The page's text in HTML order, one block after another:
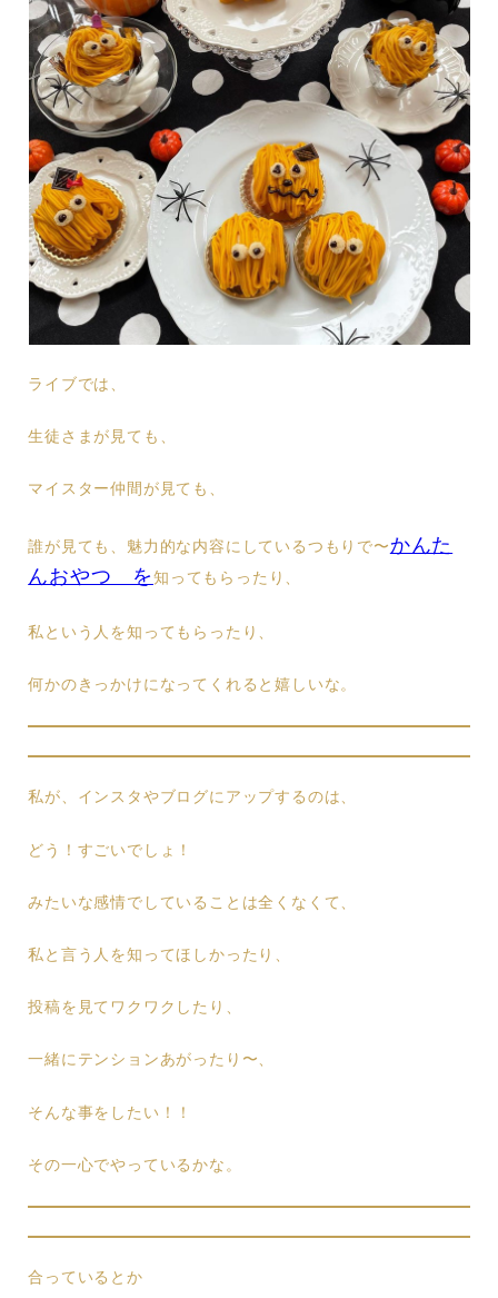
ライブでは、
生徒さまが見ても、
マイスター仲間が見ても、
誰が見ても、魅力的な内容にしているつもりで〜かんた
んおやつ を 知ってもらったり、
私という人を知ってもらったり、
何かのきっかけになってくれると嬉しいな。
私が、インスタやブログにアップするのは、
どう！すごいでしょ！
みたいな感情でしていることは全くなくて、
私と言う人を知ってほしかったり、
投稿を見てワクワクしたり、
一緒にテンションあがったり〜、
そんな事をしたい！！
その一心でやっているかな。
合っているとか